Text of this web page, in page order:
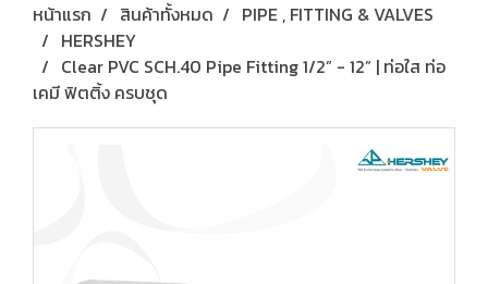
หน้าแรก สินค้าทั้งหมด
PIPE , FITTING & VALVES
HERSHEY
Clear PVC SCH.40 Pipe Fitting 1/2” - 12” | ท่อใส ท่อ
เคมี ฟิตติ้ง ครบชุด